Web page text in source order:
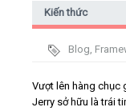
Video
Kiến thức
Blog,
Vượt lên hàng chục
Jerry sở hữu là trái